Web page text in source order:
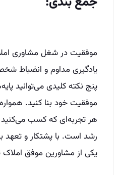
موفقیت در شغل مشاوری
یادگیری مداوم و انضباط
پنج نکته کلیدی می‌توانید
موفقیت خود بنا کنید.
هر تجربه‌ای که کسب می‌کنید
رشد است. با پشتکار و تعهد
یکی از مشاورین موفق